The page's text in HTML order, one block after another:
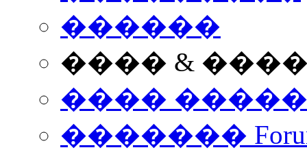
������
���� &
����
�������